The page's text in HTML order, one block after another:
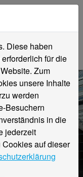
Diese haben
für die
Zum
unsere Inhalte
werden
Besuchern
in die
jederzeit
auf dieser